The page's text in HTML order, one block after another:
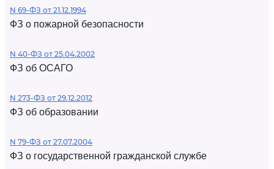
N 69-ФЗ от 21.12.1994
ФЗ о пожарной безопасности
N 40-ФЗ от 25.04.2002
ФЗ об ОСАГО
N 273-ФЗ от 29.12.2012
ФЗ об образовании
N 79-ФЗ от 27.07.2004
ФЗ о государственной гражданской службе